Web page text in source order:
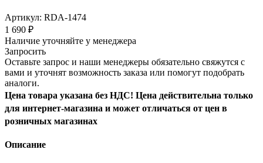
Артикул: RDA-1474
1 690 ₽
Наличие уточняйте у менеджера
Запросить
Оставьте запрос и наши менеджеры обязательно свяжутся с
вами и уточнят возможность заказа или помогут подобрать
аналоги.
Цена товара указана без НДС! Цена действительна только
для интернет-магазина и может отличаться от цен в
розничных магазинах
Описание